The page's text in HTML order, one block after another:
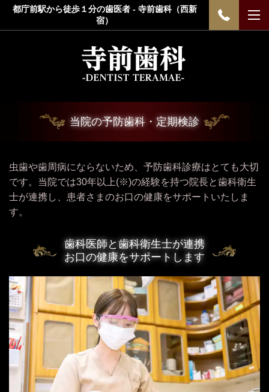
都庁前駅から徒歩１分の歯医者 - 寺前歯科（西新
宿）
当院の予防歯科・定期検診
虫歯や歯周病にならないため、予防歯科診療はとても大切
です。当院では30年以上(※)の経験を持つ院長と歯科衛生
士が連携し、患者さまのお口の健康をサポートいたしま
す。
歯科医師と歯科衛生士が連携
お口の健康をサポートします